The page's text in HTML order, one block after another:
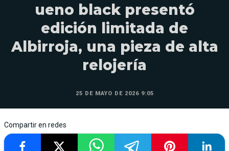
ueno black presentó
edición limitada de
Albirroja, una pieza de alta
relojería
25 DE MAYO DE 2026 9:05
Compartir en redes